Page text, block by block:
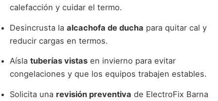
calefacción y cuidar el termo.
Desincrusta la alcachofa de ducha para quitar cal y
reducir cargas en termos.
Aísla tuberías vistas en invierno para evitar
congelaciones y que los equipos trabajen estables.
Solicita una revisión preventiva de ElectroFix Barna